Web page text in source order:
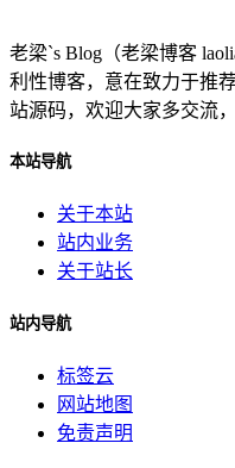
老梁`s Blog（老梁博客
利性博客，意在致力于推
站源码，欢迎大家多交流
本站导航
关于本站
站内业务
关于站长
站内导航
标签云
网站地图
免责声明